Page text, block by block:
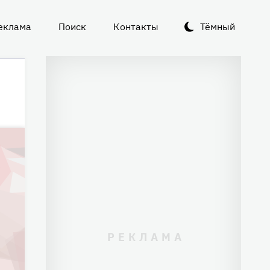
Тёмный
Поиск Контакты